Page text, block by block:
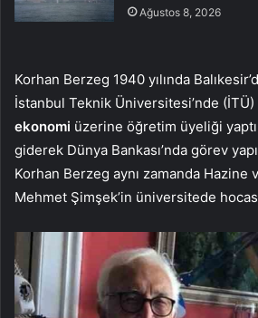
Ağustos 8, 2026
Korhan Berzeg 1940 yılında
İstanbul Teknik Üniversitesi’nde
ekonomi üzerine öğretim üyeliği
giderek Dünya Bankası’nda görev
Korhan Berzeg aynı zamanda Hazine
Mehmet Şimşek’in üniversitede